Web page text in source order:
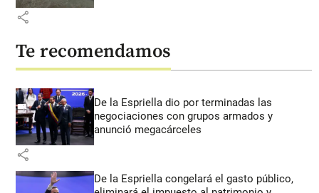
share
Te recomendamos
De la Espriella dio por terminadas las
negociaciones con grupos armados y
anunció megacárceles
share
De la Espriella congelará el gasto público,